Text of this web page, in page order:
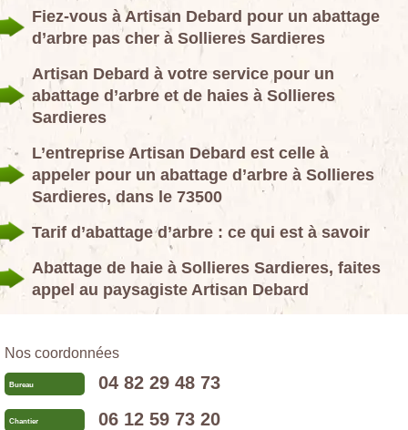
Fiez-vous à Artisan Debard pour un abattage
d’arbre pas cher à Sollieres Sardieres
Artisan Debard à votre service pour un
abattage d’arbre et de haies à Sollieres
Sardieres
L’entreprise Artisan Debard est celle à
appeler pour un abattage d’arbre à Sollieres
Sardieres, dans le 73500
Tarif d’abattage d’arbre : ce qui est à savoir
Abattage de haie à Sollieres Sardieres, faites
appel au paysagiste Artisan Debard
Nos coordonnées
Bureau 04 82 29 48 73
Chantier 06 12 59 73 20